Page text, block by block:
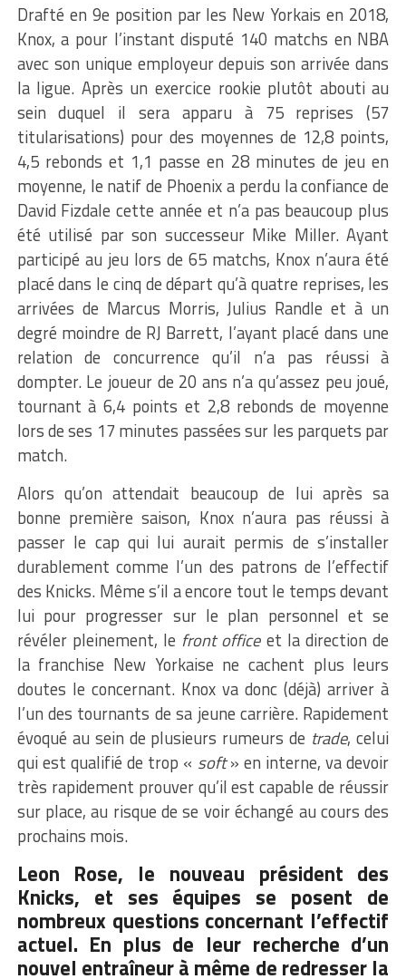
Drafté en 9e position par les New Yorkais en 2018,
Knox, a pour l’instant disputé 140 matchs en NBA
avec son unique employeur depuis son arrivée dans
la ligue. Après un exercice rookie plutôt abouti au
sein duquel il sera apparu à 75 reprises (57
titularisations) pour des moyennes de 12,8 points,
4,5 rebonds et 1,1 passe en 28 minutes de jeu en
moyenne, le natif de Phoenix a perdu la confiance de
David Fizdale cette année et n’a pas beaucoup plus
été utilisé par son successeur Mike Miller. Ayant
participé au jeu lors de 65 matchs, Knox n’aura été
placé dans le cinq de départ qu’à quatre reprises, les
arrivées de Marcus Morris, Julius Randle et à un
degré moindre de RJ Barrett, l’ayant placé dans une
relation de concurrence qu’il n’a pas réussi à
dompter. Le joueur de 20 ans n’a qu’assez peu joué,
tournant à 6,4 points et 2,8 rebonds de moyenne
lors de ses 17 minutes passées sur les parquets par
match.
Alors qu’on attendait beaucoup de lui après sa
bonne première saison, Knox n’aura pas réussi à
passer le cap qui lui aurait permis de s’installer
durablement comme l’un des patrons de l’effectif
des Knicks. Même s’il a encore tout le temps devant
lui pour progresser sur le plan personnel et se
révéler pleinement, le front officeet la direction de
la franchise New Yorkaise ne cachent plus leurs
doutes le concernant. Knox va donc (déjà) arriver à
l’un des tournants de sa jeune carrière. Rapidement
évoqué au sein de plusieurs rumeurs de trade, celui
qui est qualifié de trop « soft» en interne, va devoir
très rapidement prouver qu’il est capable de réussir
sur place, au risque de se voir échangé au cours des
prochains mois.
Leon Rose, le nouveau président des
Knicks, et ses équipes se posent de
nombreux questions concernant l’effectif
actuel. En plus de leur recherche d’un
nouvel entraîneur à même de redresser la